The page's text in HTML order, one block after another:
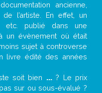
ancienne,
l’artiste. En effet, un
, etc. publié dans une
un évènement où était
sujet à controverse
livre édité des années
soit bien ...? Le prix
pas sur ou sous-évalué ?